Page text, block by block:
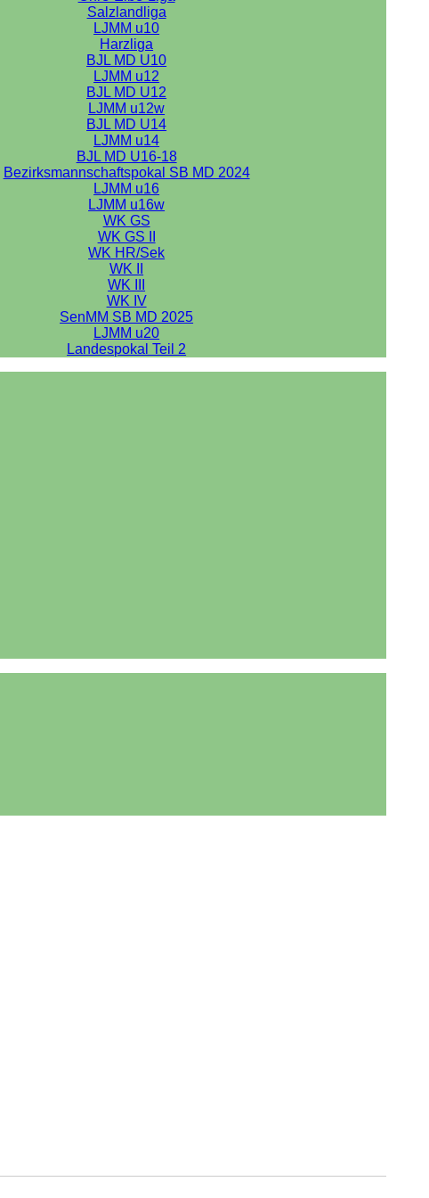
Salzlandliga
LJMM u10
Harzliga
BJL MD U10
LJMM u12
BJL MD U12
LJMM u12w
BJL MD U14
LJMM u14
BJL MD U16-18
Bezirksmannschaftspokal SB MD 2024
LJMM u16
LJMM u16w
WK GS
WK GS II
WK HR/Sek
WK II
WK III
WK IV
SenMM SB MD 2025
LJMM u20
Landespokal Teil 2